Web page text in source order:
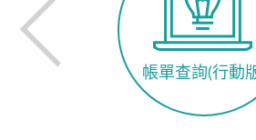
帳單查詢(行動